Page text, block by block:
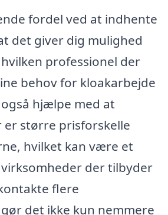
fordel ved at indhente
det giver dig mulighed
professionel der
behov for kloakarbejde
hjælpe med at
er større prisforskelle
hvilket kan være et
der tilbyder
flere
det ikke kun nemmere